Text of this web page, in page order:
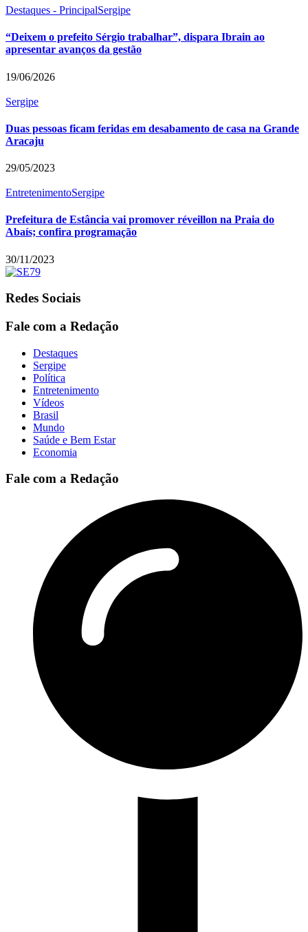
Destaques - PrincipalSergipe
“Deixem o prefeito Sérgio trabalhar”, dispara Ibrain ao
apresentar avanços da gestão
19/06/2026
Sergipe
Duas pessoas ficam feridas em desabamento de casa na Grande
Aracaju
29/05/2023
EntretenimentoSergipe
Prefeitura de Estância vai promover réveillon na Praia do
Abaís; confira programação
30/11/2023
Redes Sociais
Fale com a Redação
Destaques
Sergipe
Política
Entretenimento
Vídeos
Brasil
Mundo
Saúde e Bem Estar
Economia
Fale com a Redação